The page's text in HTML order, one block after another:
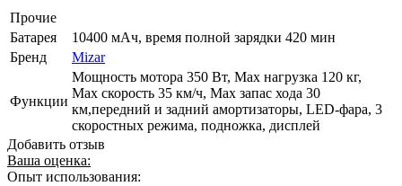
Прочие
Батарея
10400 мАч, время полной зарядки 420 мин
Бренд
Mizar
Функции
Мощность мотора 350 Вт, Max нагрузка 120 кг,
Max скорость 35 км/ч, Max запас хода 30
км,передний и задний амортизаторы, LED-фара, 3
скоростных режима, подножка, дисплей
Добавить отзыв
Ваша оценка:
Опыт использования: